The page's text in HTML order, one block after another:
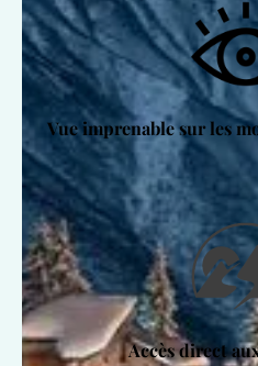
Vue imprenable sur les
Accès direct